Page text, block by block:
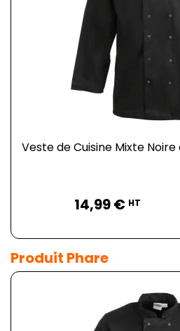
Veste de Cuisine Mixte Noire
14,99 € HT
Produit Phare